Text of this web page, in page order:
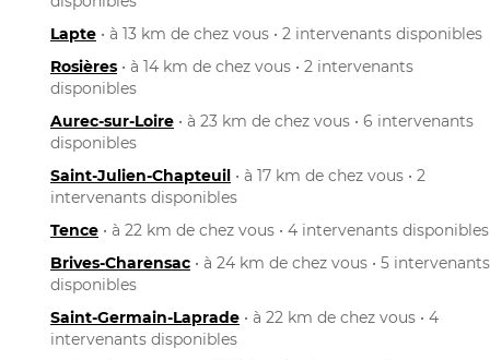
Lapte • à 13 km de chez vous • 2 intervenants disponibles
Rosières • à 14 km de chez vous • 2 intervenants
disponibles
Aurec-sur-Loire • à 23 km de chez vous • 6 intervenants
disponibles
Saint-Julien-Chapteuil • à 17 km de chez vous • 2
intervenants disponibles
Tence • à 22 km de chez vous • 4 intervenants disponibles
Brives-Charensac • à 24 km de chez vous • 5 intervenants
disponibles
Saint-Germain-Laprade • à 22 km de chez vous • 4
intervenants disponibles